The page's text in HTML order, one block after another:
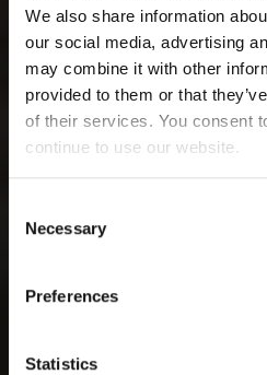
We also share information
our social media, advertising
may combine it with other
provided to them or that
of their services. You consent
continue to use our website.
Selection
Necessary
Preferences
Statistics